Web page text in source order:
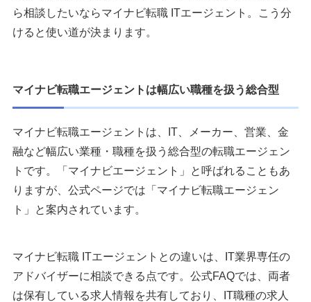
ら相談したいならマイナビ転職 ITエージェント。こう分
けると使い道が決まります。
マイナビ転職エージェントは幅広い職種を扱う総合型
マイナビ転職エージェントは、IT、メーカー、営業、金
融など幅広い業種・職種を扱う総合型の転職エージェン
トです。「マイナビエージェント」と呼ばれることもあ
りますが、公式ページでは「マイナビ転職エージェン
ト」と案内されています。
マイナビ転職 ITエージェントとの違いは、IT業界専任の
アドバイザーに相談できる点です。公式FAQでは、両者
は保有している求人情報を共有しており、IT職種の求人